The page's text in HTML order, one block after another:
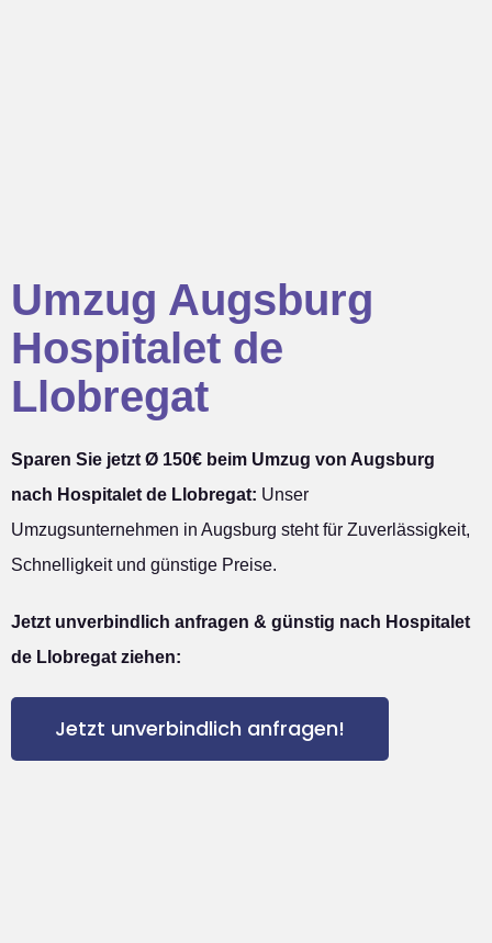
Umzug Augsburg
Hospitalet de
Llobregat
Sparen Sie jetzt Ø 150€ beim Umzug von Augsburg
nach Hospitalet de Llobregat: Unser
Umzugsunternehmen in Augsburg steht für Zuverlässigkeit,
Schnelligkeit und günstige Preise.
Jetzt unverbindlich anfragen & günstig nach Hospitalet
de Llobregat ziehen:
Jetzt unverbindlich anfragen!